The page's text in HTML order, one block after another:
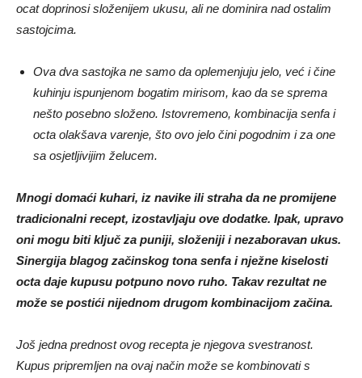
ocat doprinosi složenijem ukusu, ali ne dominira nad ostalim
sastojcima.
Ova dva sastojka ne samo da oplemenjuju jelo, već i čine
kuhinju ispunjenom bogatim mirisom, kao da se sprema
nešto posebno složeno. Istovremeno, kombinacija senfa i
octa olakšava varenje, što ovo jelo čini pogodnim i za one
sa osjetljivijim želucem.
Mnogi domaći kuhari, iz navike ili straha da ne promijene
tradicionalni recept, izostavljaju ove dodatke. Ipak, upravo
oni mogu biti ključ za puniji, složeniji i nezaboravan ukus.
Sinergija blagog začinskog tona senfa i nježne kiselosti
octa daje kupusu potpuno novo ruho. Takav rezultat ne
može se postići nijednom drugom kombinacijom začina.
Još jedna prednost ovog recepta je njegova svestranost.
Kupus pripremljen na ovaj način može se kombinovati s